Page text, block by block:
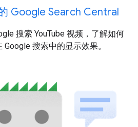
Google Search Central
搜索 YouTube 视频，了解如何
搜索中的显示效果。